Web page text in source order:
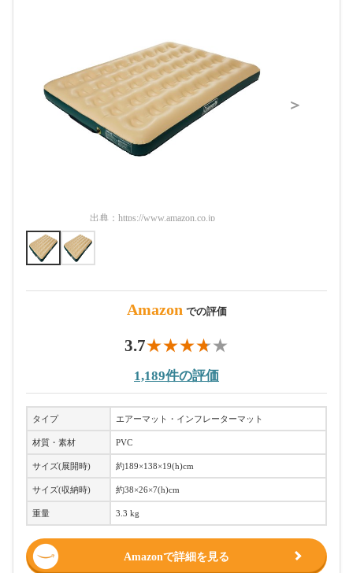
出典： https://www.amazon.co.jp
＞
Amazon での評価
3.7
1,189件の評価
タイプ エアーマット・インフレーターマット
材質・素材 PVC
サイズ(展開時) 約189×138×19(h)cm
サイズ(収納時) 約38×26×7(h)cm
重量 3.3 kg
Amazonで詳細を見る